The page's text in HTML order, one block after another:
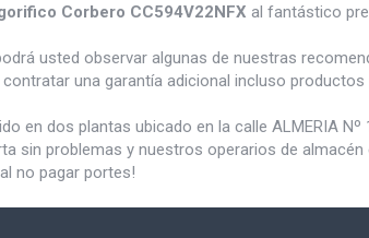
Corbero CC594V22NFX al fantástico
usted observar algunas de nuestras
una garantía adicional incluso productos
en dos plantas ubicado en la calle ALMERIA
sin problemas y nuestros operarios de
no pagar portes!